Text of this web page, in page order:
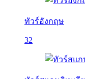
ทัวร์อังกฤษ
32